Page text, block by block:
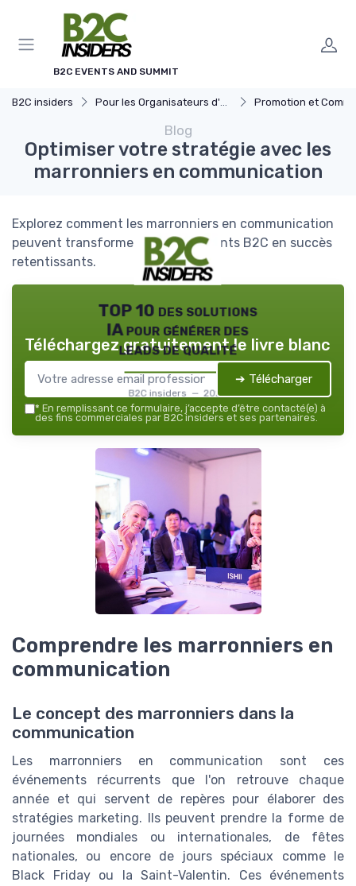
B2C EVENTS AND SUMMIT
B2C insiders Pour les Organisateurs d'Événements Promotion et Communication de
Blog
Optimiser votre stratégie avec les
marronniers en communication
Explorez comment les marronniers en communication
peuvent transformer vos événements B2C en succès
retentissants.
TOP 10 des solutions
IA pour générer des
leads de qualité
B2C insiders — 2026
Téléchargez gratuitement le livre blanc
➔ Télécharger
* En remplissant ce formulaire, j’accepte d’être contacté(e) à
des fins commerciales par B2C insiders et ses partenaires.
Comprendre les marronniers en
communication
Le concept des marronniers dans la
communication
Les marronniers en communication sont ces
événements récurrents que l'on retrouve chaque
année et qui servent de repères pour élaborer des
stratégies marketing. Ils peuvent prendre la forme de
journées mondiales ou internationales, de fêtes
nationales, ou encore de jours spéciaux comme le
Black Friday ou la Saint-Valentin. Ces événements
Panneau de gestion des cookies